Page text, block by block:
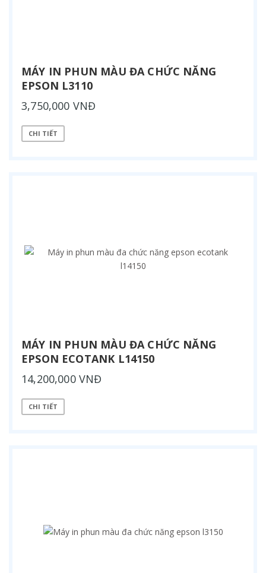
MÁY IN PHUN MÀU ĐA CHỨC NĂNG
EPSON L3110
3,750,000 VNĐ
CHI TIẾT
MÁY IN PHUN MÀU ĐA CHỨC NĂNG
EPSON ECOTANK L14150
14,200,000 VNĐ
CHI TIẾT